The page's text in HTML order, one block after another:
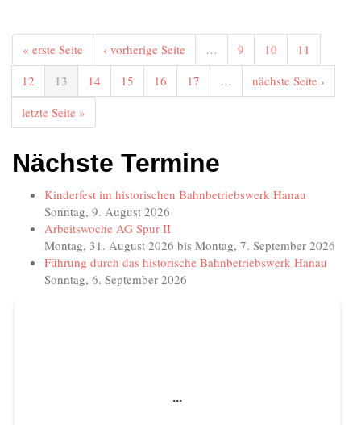
« erste Seite ‹ vorherige Seite … 9 10
11
12
13 14 15 16 17 …
nächste Seite ›
letzte Seite »
Nächste Termine
Kinderfest im historischen Bahnbetriebswerk Hanau
Sonntag, 9. August 2026
Arbeitswoche AG Spur II
Montag, 31. August 2026 bis Montag, 7. September 2026
Führung durch das historische Bahnbetriebswerk Hanau
Sonntag, 6. September 2026